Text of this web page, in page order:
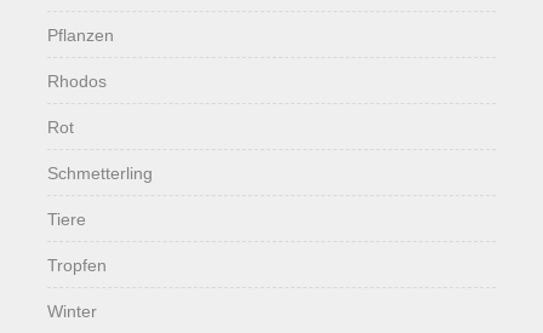
Pflanzen
Rhodos
Rot
Schmetterling
Tiere
Tropfen
Winter